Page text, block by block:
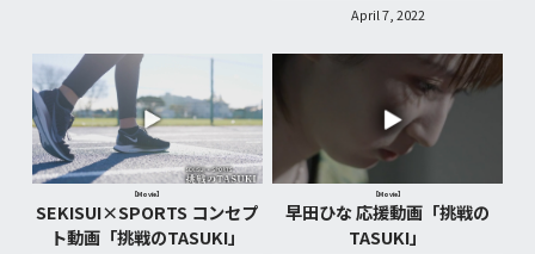
April 7, 2022
【Movie】
SEKISUI×SPORTS コンセプ
ト動画「挑戦のTASUKI」
【Movie】
早田ひな 応援動画「挑戦の
TASUKI」